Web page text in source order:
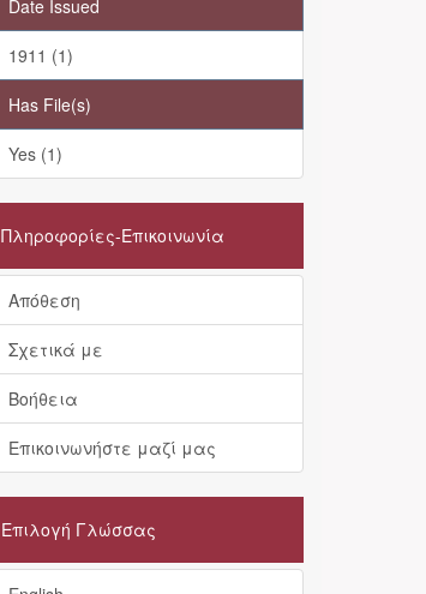
Date Issued
1911 (1)
Has File(s)
Yes (1)
Πληροφορίες-Επικοινωνία
Απόθεση
Σχετικά με
Βοήθεια
Επικοινωνήστε μαζί μας
Επιλογή Γλώσσας